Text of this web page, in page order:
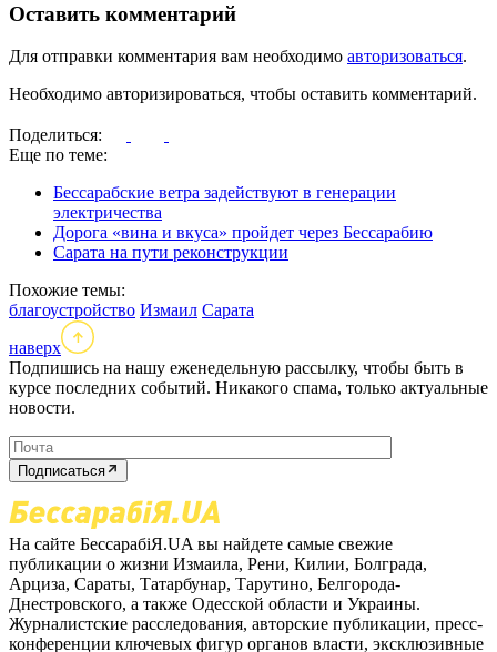
Оставить комментарий
Для отправки комментария вам необходимо авторизоваться.
Необходимо авторизироваться, чтобы оставить комментарий.
Поделиться:
Еще по теме:
Бессарабские ветра задействуют в генерации
электричества
Дорога «вина и вкуса» пройдет через Бессарабию
Сарата на пути реконструкции
Похожие темы:
благоустройство Измаил Сарата
наверх
Подпишись на нашу еженедельную рассылку, чтобы быть в
курсе последних событий. Никакого спама, только актуальные
новости.
Подписаться
На сайте БессарабіЯ.UA вы найдете самые свежие
публикации о жизни Измаила, Рени, Килии, Болграда,
Арциза, Сараты, Татарбунар, Тарутино, Белгорода-
Днестровского, а также Одесской области и Украины.
Журналистские расследования, авторские публикации, пресс-
конференции ключевых фигур органов власти, эксклюзивные